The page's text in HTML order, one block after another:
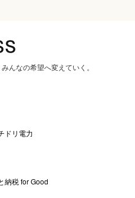
んなの希望へ変えていく。
ドリ電力
納税 for Good